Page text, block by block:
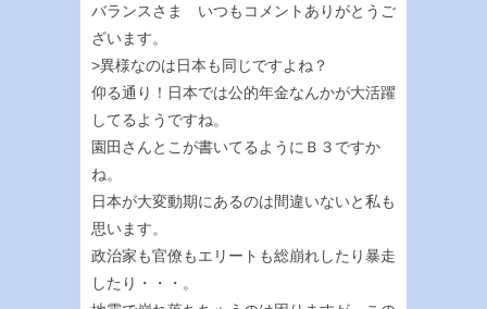
バランスさま いつもコメントありがとうご
ざいます。
>異様なのは日本も同じですよね？
仰る通り！日本では公的年金なんかが大活躍
してるようですね。
園田さんとこが書いてるようにＢ３ですか
ね。
日本が大変動期にあるのは間違いないと私も
思います。
政治家も官僚もエリートも総崩れしたり暴走
したり・・・。